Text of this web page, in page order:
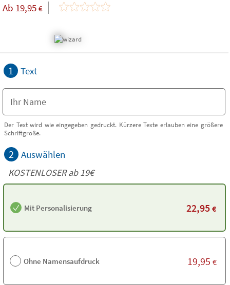
Ab 19,95 €
1 Text
Der Text wird wie eingegeben gedruckt. Kürzere Texte erlauben eine größere
Schriftgröße.
2 Auswählen
KOSTENLOSER ab 19€
Mit Personalisierung 22,95 €
Ohne Namensaufdruck 19,95 €